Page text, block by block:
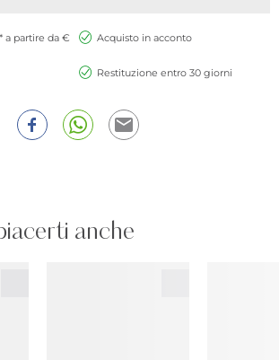
a partire da €
Acquisto in acconto
Restituzione entro 30 giorni
anche